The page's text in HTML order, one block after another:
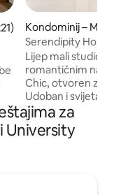
ocjena: 4,93/5,
Kondominij –
Serendipity
Università
Lijep mali studio
romantičnim
Chic, otvoren za
Udoban i
Fi mrežom,
bračnim
kupaonicom te
za
University